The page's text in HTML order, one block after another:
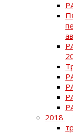
2018